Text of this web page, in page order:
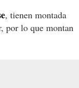
, tienen montada
por lo que montan